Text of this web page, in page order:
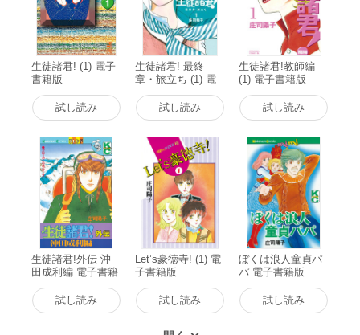
生徒諸君! (1) 電子
書籍版
試し読み
生徒諸君! 最終
章・旅立ち (1) 電
子書籍版
試し読み
生徒諸君!教師編
(1) 電子書籍版
試し読み
生徒諸君!外伝 沖
田成利編 電子書籍
試し読み
Let’s豪徳寺! (1) 電
子書籍版
試し読み
ぼくは浪人童貞パ
パ 電子書籍版
試し読み